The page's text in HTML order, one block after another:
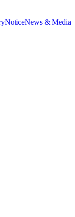
NoticeNews & Media